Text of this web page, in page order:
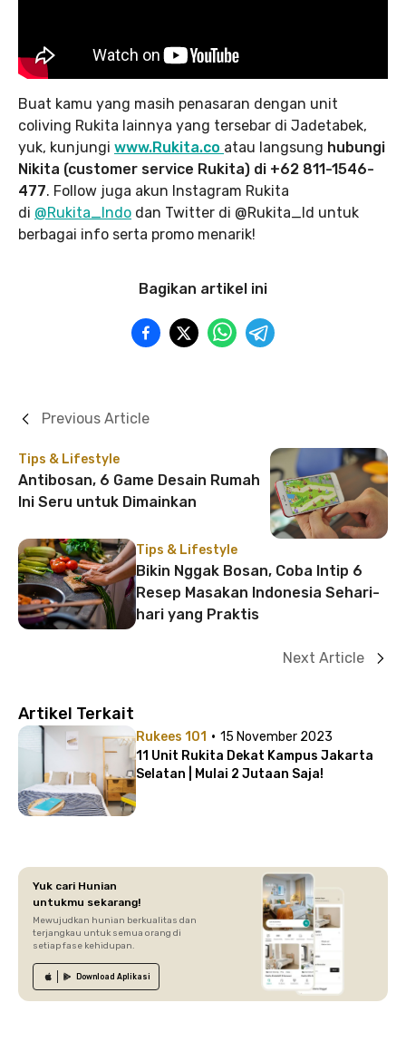
Buat kamu yang masih penasaran dengan unit
coliving Rukita lainnya yang tersebar di Jadetabek,
yuk, kunjungi www.Rukita.co atau langsung hubungi
Nikita (customer service Rukita) di +62 811-1546-
477. Follow juga akun Instagram Rukita
di @Rukita_Indo dan Twitter di @Rukita_Id untuk
berbagai info serta promo menarik!
Bagikan artikel ini
Tips & Lifestyle
Antibosan, 6 Game Desain Rumah
Ini Seru untuk Dimainkan
Previous Article
Tips & Lifestyle
Bikin Nggak Bosan, Coba Intip 6
Resep Masakan Indonesia Sehari-
hari yang Praktis
Next Article
Artikel Terkait
Rukees 101 · 15 November 2023
11 Unit Rukita Dekat Kampus Jakarta
Selatan | Mulai 2 Jutaan Saja!
Yuk cari Hunian
untukmu sekarang!
Mewujudkan hunian berkualitas dan
terjangkau untuk semua orang di
setiap fase kehidupan.
Download Aplikasi